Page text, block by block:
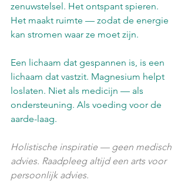
zenuwstelsel. Het ontspant spieren.
Het maakt ruimte — zodat de energie
kan stromen waar ze moet zijn.
Een lichaam dat gespannen is, is een
lichaam dat vastzit. Magnesium helpt
loslaten. Niet als medicijn — als
ondersteuning. Als voeding voor de
aarde-laag.
Holistische inspiratie — geen medisch
advies. Raadpleeg altijd een arts voor
persoonlijk advies.